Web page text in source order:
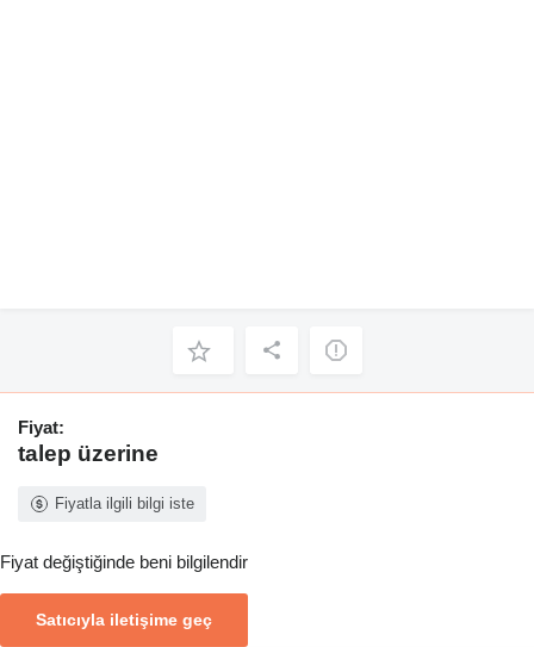
Fiyat:
talep üzerine
Fiyatla ilgili bilgi iste
Fiyat değiştiğinde beni bilgilendir
Satıcıyla iletişime geç